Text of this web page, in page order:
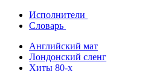
Исполнители
Словарь
Английский мат
Лондонский сленг
Хиты 80-х